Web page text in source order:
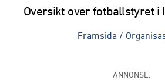
Oversikt over fotballstyret i
Framsida /
ANNONSE: